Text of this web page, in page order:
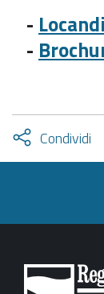
-
-
Condividi
Attiva
condividi